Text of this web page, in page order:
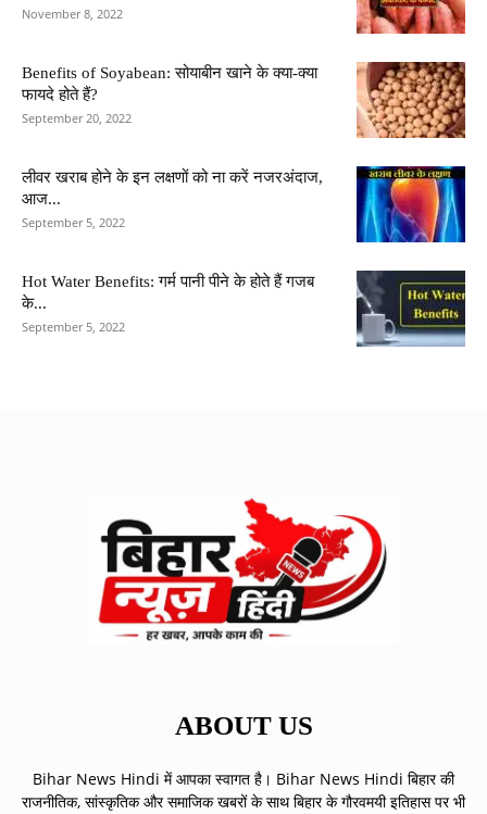
November 8, 2022
Benefits of Soyabean: सोयाबीन खाने के क्या-क्या
फायदे होते हैं?
September 20, 2022
लीवर खराब होने के इन लक्षणों को ना करें नजरअंदाज,
आज...
September 5, 2022
Hot Water Benefits: गर्म पानी पीने के होते हैं गजब
के...
September 5, 2022
ABOUT US
Bihar News Hindi में आपका स्वागत है। Bihar News Hindi बिहार की
राजनीतिक, सांस्कृतिक और समाजिक खबरों के साथ बिहार के गौरवमयी इतिहास पर भी